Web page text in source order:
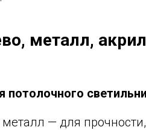
металл,
— для